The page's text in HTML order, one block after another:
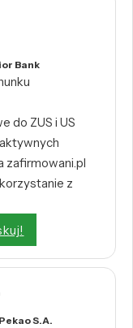
Bank
do ZUS i US
zafirmowani.pl
z
S.A.